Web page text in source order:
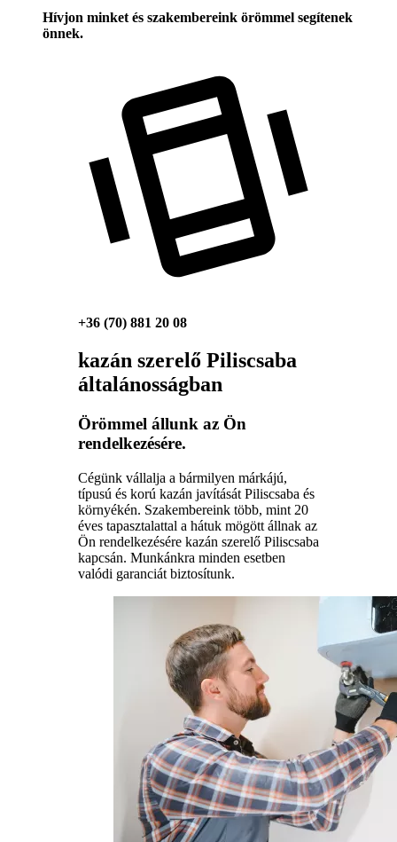
Hívjon minket és szakembereink örömmel segítenek
önnek.
+36 (70) 881 20 08
kazán szerelő Piliscsaba
általánosságban
Örömmel állunk az Ön
rendelkezésére.
Cégünk vállalja a bármilyen márkájú,
típusú és korú kazán javítását Piliscsaba és
környékén. Szakembereink több, mint 20
éves tapasztalattal a hátuk mögött állnak az
Ön rendelkezésére kazán szerelő Piliscsaba
kapcsán. Munkánkra minden esetben
valódi garanciát biztosítunk.